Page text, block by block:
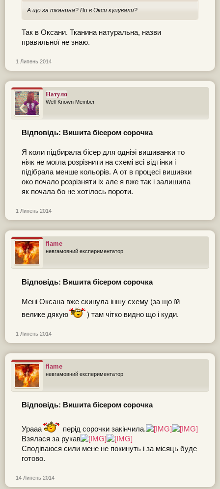
А що за тканина? Ви в Окси купували?
Так в Оксани. Тканина натуральна, назви
правильної не знаю.
1 Липень 2014
Натуля
Well-Known Member
Відповідь: Вишита бісером сорочка
Я коли підбирала бісер для одніэі вишиванки то
ніяк не могла розрізнити на схемі всі відтінки і
підібрала менше кольорів. А от в процесі вишивки
око почало розрізняти іх але я вже так і залишила
як почала бо не хотілось пороти.
1 Липень 2014
flame
невгамовний експериментатор
Відповідь: Вишита бісером сорочка
Мені Оксана вже скинула іншу схему (за що їй
велике дякую
) там чітко видно що і куди.
1 Липень 2014
flame
невгамовний експериментатор
Відповідь: Вишита бісером сорочка
Урааа
перід сорочки закінчила.
Взялася за рукав
Сподіваюся сили мене не покинуть і за місяць буде
готово.
14 Липень 2014